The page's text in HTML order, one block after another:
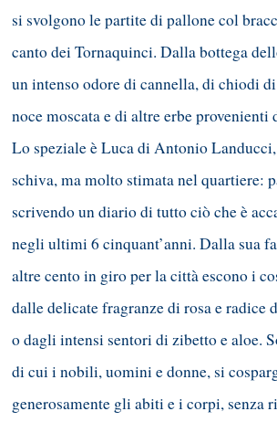
si svolgono le partite di pallone col
canto dei Tornaquinci. Dalla bottega
un intenso odore di cannella, di chiodi
noce moscata e di altre erbe provenienti
Lo speziale è Luca di Antonio
schiva, ma molto stimata nel quartiere:
scrivendo un diario di tutto ciò che è
negli ultimi 6 cinquant’anni. Dalla sua
altre cento in giro per la città escono i
dalle delicate fragranze di rosa e radice
o dagli intensi sentori di zibetto e aloe.
di cui i nobili, uomini e donne, si
generosamente gli abiti e i corpi, senza